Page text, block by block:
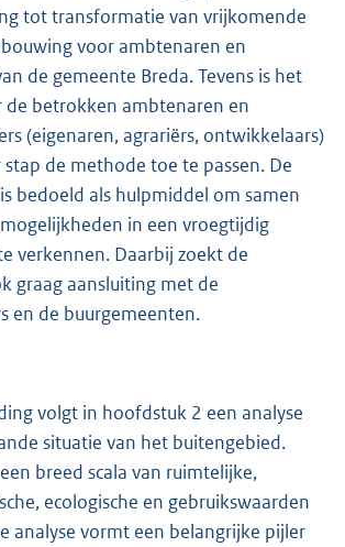
tot transformatie van vrijkomende
voor ambtenaren en
de gemeente Breda. Tevens is het
de betrokken ambtenaren en
(eigenaren, agrariërs, ontwikkelaars)
de methode toe te passen. De
bedoeld als hulpmiddel om samen
in een vroegtijdig
verkennen. Daarbij zoekt de
graag aansluiting met de
en de buurgemeenten.
volgt in hoofdstuk 2 een analyse
situatie van het buitengebied.
breed scala van ruimtelijke,
ecologische en gebruikswaarden
analyse vormt een belangrijke pijler